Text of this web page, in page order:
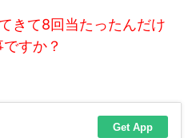
きて8回当たったんだけ
すか？